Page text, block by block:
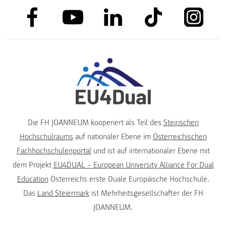
link to facebooklink to youtubelink to linkedinlink to tiktok
Die FH JOANNEUM kooperiert als Teil des Steirischen
Hochschulraums auf nationaler Ebene im Österreichischen
Fachhochschulenportalund ist auf internationaler Ebene mit
dem Projekt EU4DUAL – European University Alliance For Dual
Education Österreichs erste Duale Europäische Hochschule.
Das Land Steiermarkist Mehrheitsgesellschafter der FH
JOANNEUM.